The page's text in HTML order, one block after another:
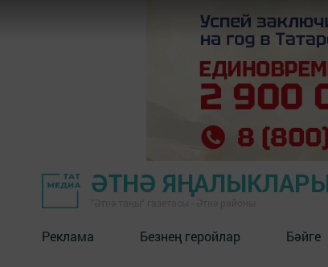
ӘТНӘ
Реклама Безнең геройлар Бәйге